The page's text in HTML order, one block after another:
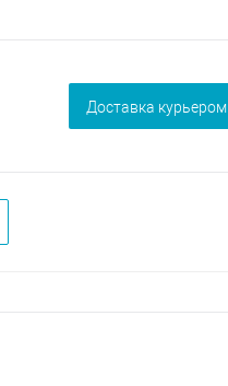
Доставка курьером